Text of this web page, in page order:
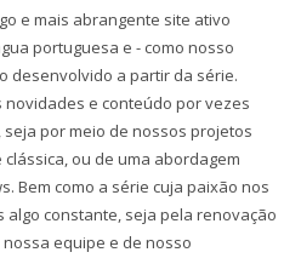
e mais abrangente site ativo
portuguesa e - como nosso
desenvolvido a partir da série.
novidades e conteúdo por vezes
por meio de nossos projetos
ou de uma abordagem
Bem como a série cuja paixão nos
algo constante, seja pela renovação
equipe e de nosso